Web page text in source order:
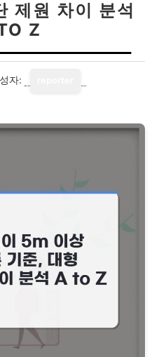
제원 차이 분석
Z
자: